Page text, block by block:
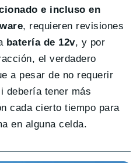
e incluso en
, requieren revisiones
batería de 12v, y por
el verdadero
a pesar de no requerir
debería tener más
cada cierto tiempo para
en alguna celda.